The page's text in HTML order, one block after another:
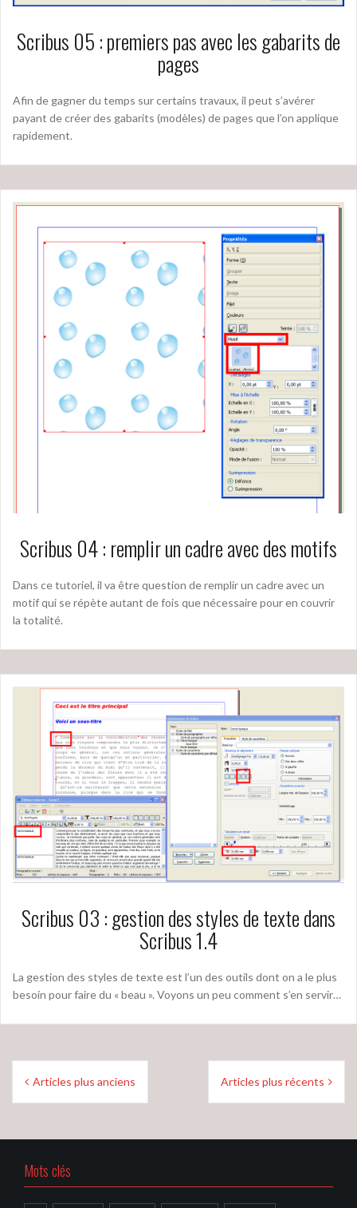
Scribus 05 : premiers pas avec les gabarits de
pages
Afin de gagner du temps sur certains travaux, il peut s’avérer
payant de créer des gabarits (modèles) de pages que l’on applique
rapidement.
Scribus 04 : remplir un cadre avec des motifs
Dans ce tutoriel, il va être question de remplir un cadre avec un
motif qui se répète autant de fois que nécessaire pour en couvrir
la totalité.
Scribus 03 : gestion des styles de texte dans
Scribus 1.4
La gestion des styles de texte est l’un des outils dont on a le plus
besoin pour faire du « beau ». Voyons un peu comment s’en servir…
Navigation
desArticles plus anciens Articles plus récents
Mots clés